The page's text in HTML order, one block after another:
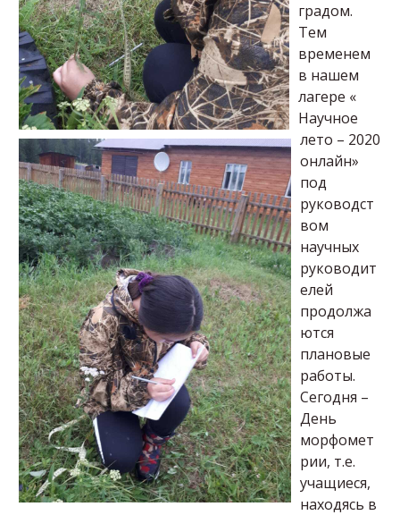
градом.
Тем
временем
в нашем
лагере «
Научное
лето – 2020
онлайн»
под
руководст
вом
научных
руководит
елей
продолжа
ются
плановые
работы.
Сегодня –
День
морфомет
рии, т.е.
учащиеся,
находясь в